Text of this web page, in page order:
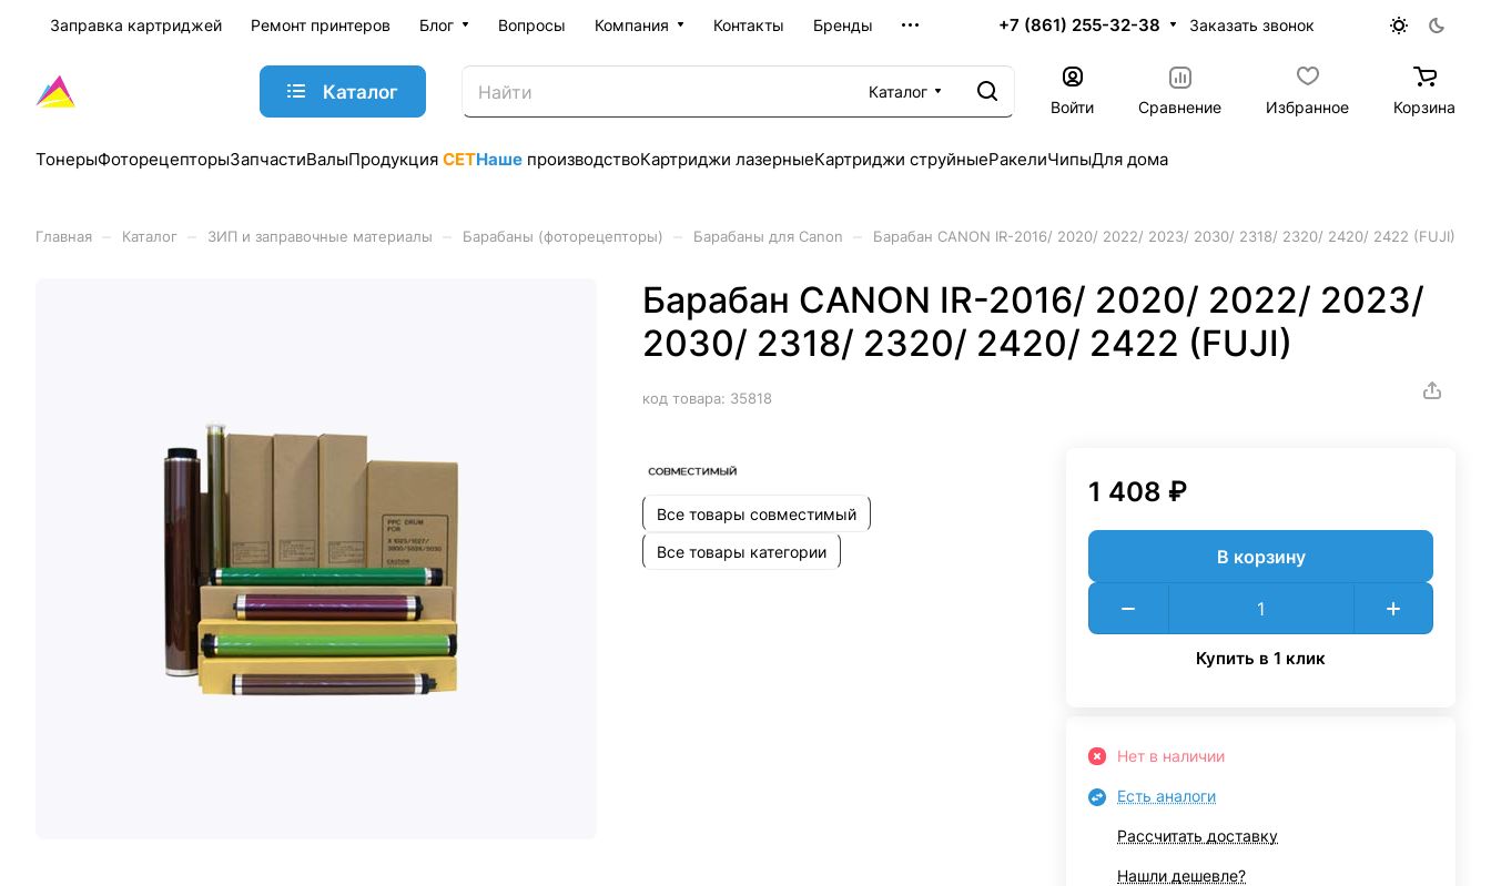
Заправка картриджей Ремонт принтеров Блог Вопросы Компания Контакты Бренды +7 (861) 255-32-38 Заказать звонок
Каталог
Каталог
Войти
Сравнение Избранное Корзина
ТонерыФоторецепторыЗапчастиВалыПродукция CETНаше производствоКартриджи лазерныеКартриджи струйныеРакелиЧипыДля дома
Главная Каталог ЗИП и заправочные материалы Барабаны (фоторецепторы) Барабаны для Canon Барабан CANON IR-2016/ 2020/ 2022/ 2023/ 2030/ 2318/ 2320/ 2420/ 2422 (FUJI)
Барабан CANON IR-2016/ 2020/ 2022/ 2023/
2030/ 2318/ 2320/ 2420/ 2422 (FUJI)
код товара: 35818
Все товары совместимый
Все товары категории
1 408 ₽
В корзину
Купить в 1 клик
Нет в наличии
Есть аналоги
Рассчитать доставку
Нашли дешевле?